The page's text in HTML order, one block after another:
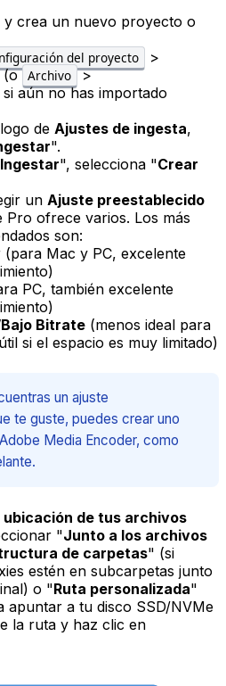
y crea un nuevo proyecto o
del proyecto >
(o Archivo >
si aún no has importado
de Ajustes de ingesta,
".
Ingestar", selecciona "Crear
un Ajuste preestablecido
Pro ofrece varios. Los más
son:
(para Mac y PC, excelente
PC, también excelente
Bitrate (menos ideal para
si el espacio es muy limitado)
un ajuste
te guste, puedes crear uno
Media Encoder, como
ubicación de tus archivos
"Junto a los archivos
de carpetas" (si
estén en subcarpetas junto
o "Ruta personalizada"
apuntar a tu disco SSD/NVMe
la ruta y haz clic en